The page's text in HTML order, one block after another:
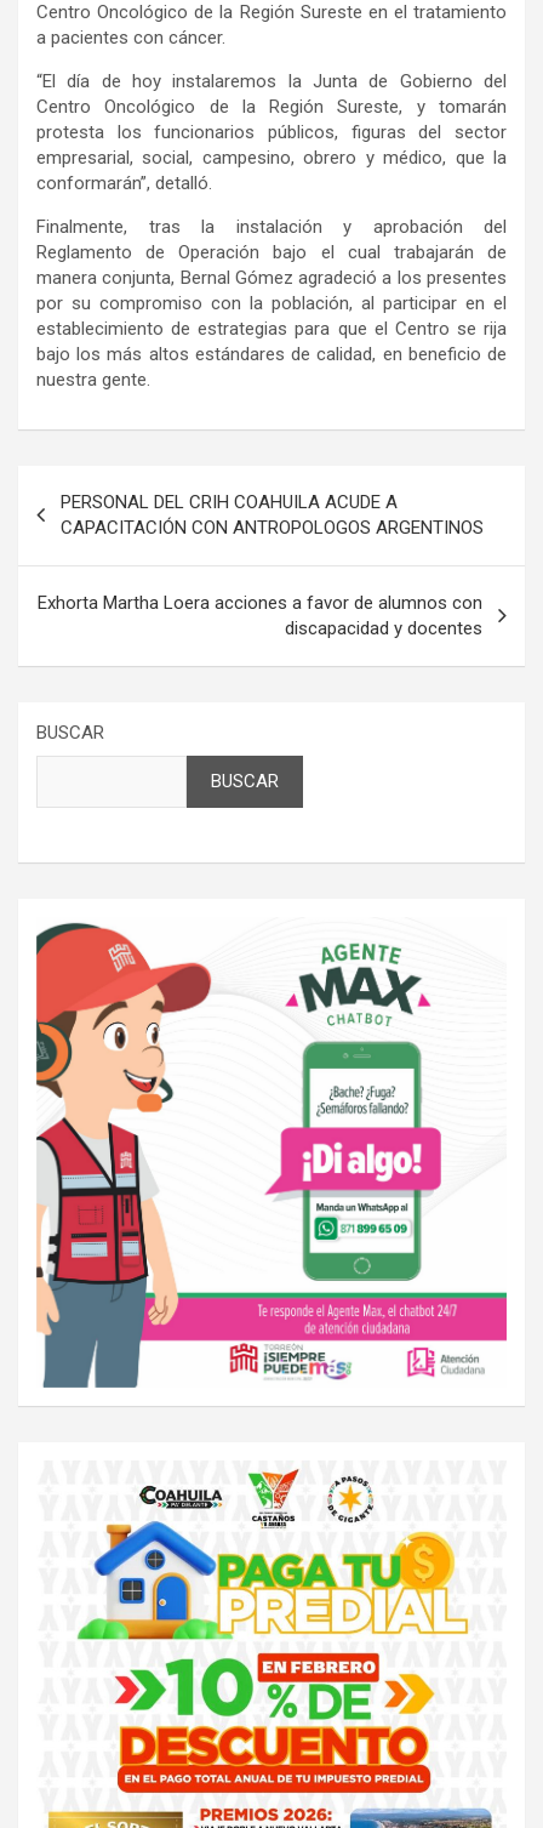
Centro Oncológico de la Región Sureste en el tratamiento
a pacientes con cáncer.
“El día de hoy instalaremos la Junta de Gobierno del
Centro Oncológico de la Región Sureste, y tomarán
protesta los funcionarios públicos, figuras del sector
empresarial, social, campesino, obrero y médico, que la
conformarán”, detalló.
Finalmente, tras la instalación y aprobación del
Reglamento de Operación bajo el cual trabajarán de
manera conjunta, Bernal Gómez agradeció a los presentes
por su compromiso con la población, al participar en el
establecimiento de estrategias para que el Centro se rija
bajo los más altos estándares de calidad, en beneficio de
nuestra gente.
de
entradas
PERSONAL DEL CRIH COAHUILA ACUDE A
CAPACITACIÓN CON ANTROPOLOGOS ARGENTINOS
Exhorta Martha Loera acciones a favor de alumnos con
discapacidad y docentes
BUSCAR
BUSCAR